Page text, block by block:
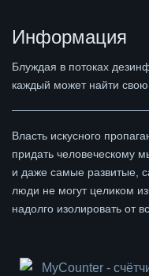
Информация
Блуждая в потоках
каждый может найти
Власть искусного
придать
и даже самые развитые,
люди не могут целиком
надолго изолировать от